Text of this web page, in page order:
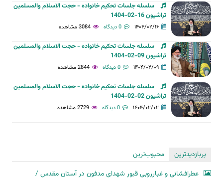
سلسله جلسات تحکیم خانواده - حجت الاسلام والمسلمین
تراشیون 16-02-1404
۱۴۰۴/۰۲/۱۶ 0 دیدگاه 3084 مشاهده
سلسله جلسات تحکیم خانواده - حجت الاسلام والمسلمین
تراشیون 09-02-1404
۱۴۰۴/۰۲/۰۹ 0 دیدگاه 2844 مشاهده
سلسله جلسات تحکیم خانواده - حجت الاسلام والمسلمین
تراشیون 02-02-1404
۱۴۰۴/۰۲/۰۲ 0 دیدگاه 2729 مشاهده
پربازدیدترین
محبوب‌ترین
عطرافشانی و غبارروبی قبور شهدای مدفون در آستان مقدس /